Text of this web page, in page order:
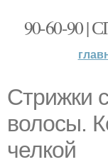
90-60-90
Стрижки
волосы.
челкой